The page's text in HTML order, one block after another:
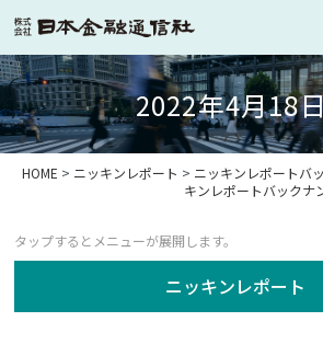
2022年4月18
HOME > ニッキンレポート > ニッキンレポートバ
キンレポートバックナ
ニッキンレポート